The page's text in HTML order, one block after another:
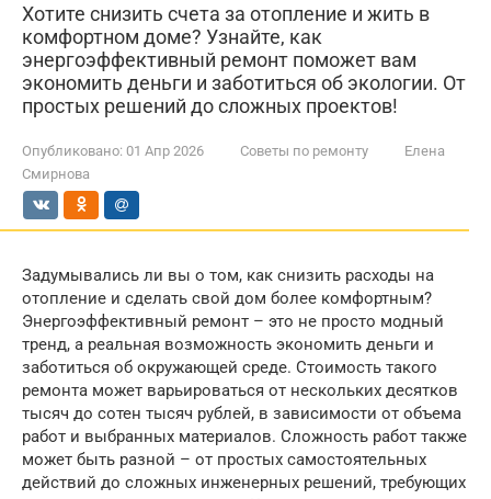
Хотите снизить счета за отопление и жить в
комфортном доме? Узнайте, как
энергоэффективный ремонт поможет вам
экономить деньги и заботиться об экологии. От
простых решений до сложных проектов!
Опубликовано: 01 Апр 2026 Советы по ремонту
Елена
Смирнова
Задумывались ли вы о том, как снизить расходы на
отопление и сделать свой дом более комфортным?
Энергоэффективный ремонт – это не просто модный
тренд, а реальная возможность экономить деньги и
заботиться об окружающей среде. Стоимость такого
ремонта может варьироваться от нескольких десятков
тысяч до сотен тысяч рублей, в зависимости от объема
работ и выбранных материалов. Сложность работ также
может быть разной – от простых самостоятельных
действий до сложных инженерных решений, требующих